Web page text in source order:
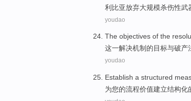
利比亚放弃大规模杀伤性武
youdao
The objectives of the
这一解决机制 的目标与破产
youdao
Establish a structured
为您的流程价值建立结构化